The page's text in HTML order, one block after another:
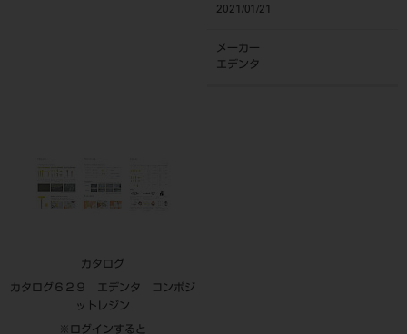
2021/01/21
メーカー
エデンタ
カタログ
カタログ６２９ エデンタ コンポジ
ットレジン
※ログインすると